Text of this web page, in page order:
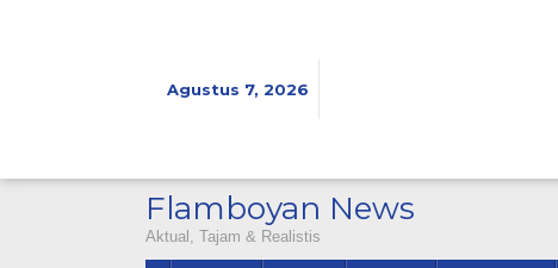
Agustus 7, 2026
Flamboyan News
Aktual, Tajam & Realistis